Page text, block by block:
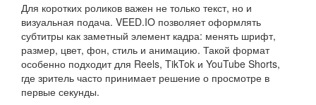
Для коротких роликов важен не только текст, но и
визуальная подача. VEED.IO позволяет оформлять
субтитры как заметный элемент кадра: менять шрифт,
размер, цвет, фон, стиль и анимацию. Такой формат
особенно подходит для Reels, TikTok и YouTube Shorts,
где зритель часто принимает решение о просмотре в
первые секунды.